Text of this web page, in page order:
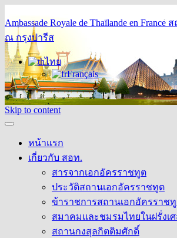
Ambassade Royale de Thaïlande en France ส
ณ กรุงปารีส
ไทย
Français
Skip to content
หน้าแรก
เกี่ยวกับ สอท.
สารจากเอกอัครราชทูต
ประวัติสถานเอกอัครราชทูต
ข้าราชการสถานเอกอัครราช
สมาคมและชมรมไทยในฝรั่งเ
สถานกงสุลกิตติมศักดิ์